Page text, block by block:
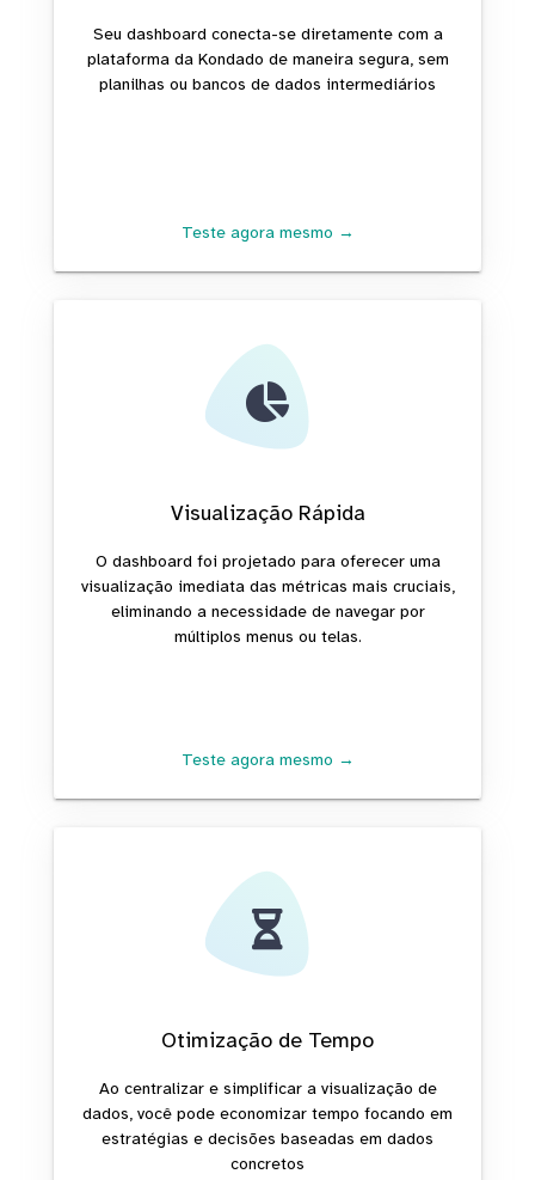
Seu dashboard conecta-se diretamente com a
plataforma da Kondado de maneira segura, sem
planilhas ou bancos de dados intermediários
Teste agora mesmo →
Visualização Rápida
O dashboard foi projetado para oferecer uma
visualização imediata das métricas mais cruciais,
eliminando a necessidade de navegar por
múltiplos menus ou telas.
Teste agora mesmo →
Otimização de Tempo
Ao centralizar e simplificar a visualização de
dados, você pode economizar tempo focando em
estratégias e decisões baseadas em dados
concretos